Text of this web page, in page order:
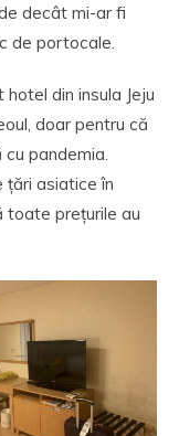
decât mi-ar fi
de portocale.
din insula Jeju
doar pentru că
pandemia.
țări asiatice în
toate prețurile au